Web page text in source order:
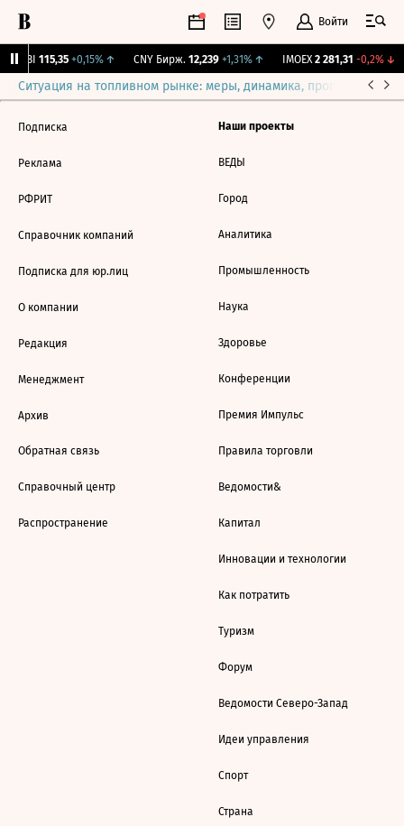
Войти
RGBI 115,35 +0,15%↑ CNY Бирж. 12,239 +1,31%↑ IMOEX 2 281,31 -0,2%↓
Ситуация на топливном рынке: меры, динамика, прогнозы
Подписка
Реклама
РФРИТ
Справочник компаний
Подписка для юр.лиц
О компании
Редакция
Менеджмент
Архив
Обратная связь
Справочный центр
Распространение
Наши проекты
ВЕДЫ
Город
Аналитика
Промышленность
Наука
Здоровье
Конференции
Премия Импульс
Правила торговли
Ведомости&
Капитал
Инновации и технологии
Как потратить
Туризм
Форум
Ведомости Северо-Запад
Идеи управления
Спорт
Страна